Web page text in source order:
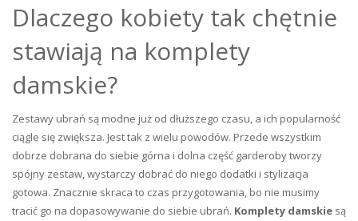
Dlaczego kobiety tak chętnie
stawiają na komplety
damskie?
Zestawy ubrań są modne już od dłuższego czasu, a ich popularność
ciągle się zwiększa. Jest tak z wielu powodów. Przede wszystkim
dobrze dobrana do siebie górna i dolna część garderoby tworzy
spójny zestaw, wystarczy dobrać do niego dodatki i stylizacja
gotowa. Znacznie skraca to czas przygotowania, bo nie musimy
tracić go na dopasowywanie do siebie ubrań. Komplety damskie są